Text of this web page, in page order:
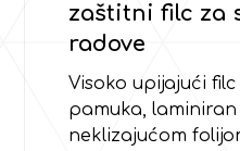
zaštitni filc za
radove
Visoko upijajući
pamuka,
neklizajućom